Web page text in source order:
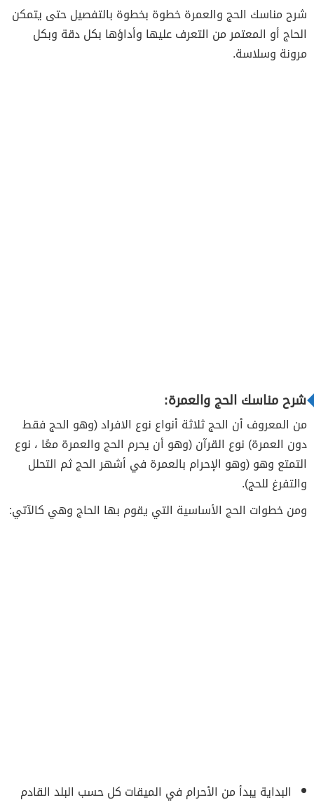
شرح مناسك الحج والعمرة خطوة بخطوة بالتفصيل حتى يتمكن
الحاج أو المعتمر من التعرف عليها وأداؤها بكل دقة وبكل
مرونة وسلاسة.
شرح مناسك الحج والعمرة:
من المعروف أن الحج ثلاثة أنواع نوع الافراد (وهو الحج فقط
دون العمرة) نوع القرآن (وهو أن يحرم الحج والعمرة معًا ، نوع
التمتع وهو (وهو الإحرام بالعمرة في أشهر الحج ثم التحلل
والتفرغ للحج).
ومن خطوات الحج الأساسية التي يقوم بها الحاج وهي كالآتي:
البداية يبدأ من الأحرام في الميقات كل حسب البلد القادم